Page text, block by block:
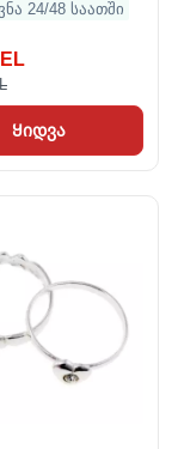
24/48 საათში
Ყიდვა